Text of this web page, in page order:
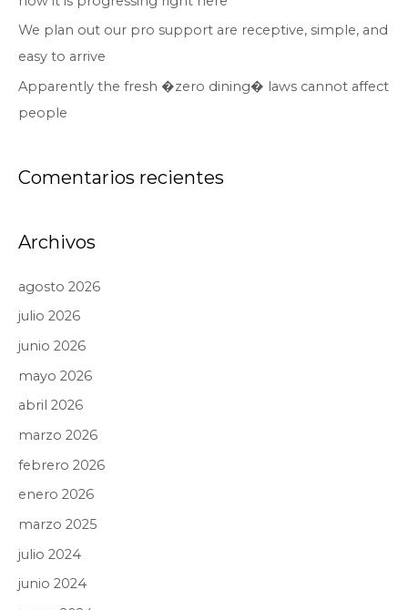
We plan out our pro support are receptive, simple, and
easy to arrive
Apparently the fresh �zero dining� laws cannot affect
people
Comentarios recientes
Archivos
agosto 2026
julio 2026
junio 2026
mayo 2026
abril 2026
marzo 2026
febrero 2026
enero 2026
marzo 2025
julio 2024
junio 2024